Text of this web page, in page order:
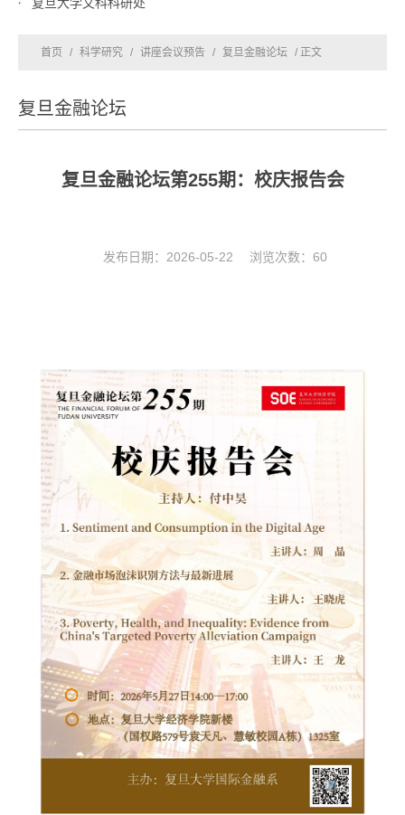
首页 / 科学研究 / 讲座会议预告 / 复旦金融论坛 / 正文
复旦金融论坛
复旦金融论坛第255期：校庆报告会
发布日期：2026-05-22 浏览次数： 60